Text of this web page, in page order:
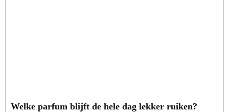
Welke parfum blijft de hele dag lekker ruiken?